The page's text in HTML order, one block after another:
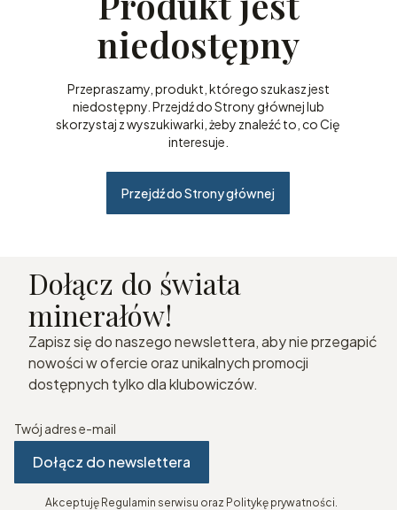
niedostępny
Przepraszamy, produkt, którego szukasz jest
niedostępny. Przejdź do Strony głównej lub
skorzystaj z wyszukiwarki, żeby znaleźć to, co Cię
interesuje.
Przejdź do Strony głównej
Dołącz do świata
minerałów!
Zapisz się do naszego newslettera, aby nie przegapić
nowości w ofercie oraz unikalnych promocji
dostępnych tylko dla klubowiczów.
Twój adres e-mail
Dołącz do newslettera
Akceptuję Regulamin serwisu oraz Politykę prywatności.